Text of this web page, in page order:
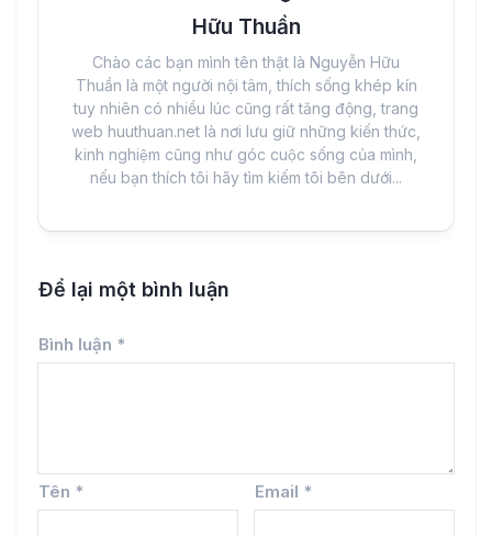
Hữu Thuần
Chào các bạn mình tên thật là Nguyễn Hữu
Thuần là một người nội tâm, thích sống khép kín
tuy nhiên có nhiều lúc cũng rất tăng động, trang
web huuthuan.net là nơi lưu giữ những kiến thức,
kinh nghiệm cũng như góc cuộc sống của mình,
nếu bạn thích tôi hãy tìm kiếm tôi bên dưới...
Để lại một bình luận
Bình luận *
Tên * Email *